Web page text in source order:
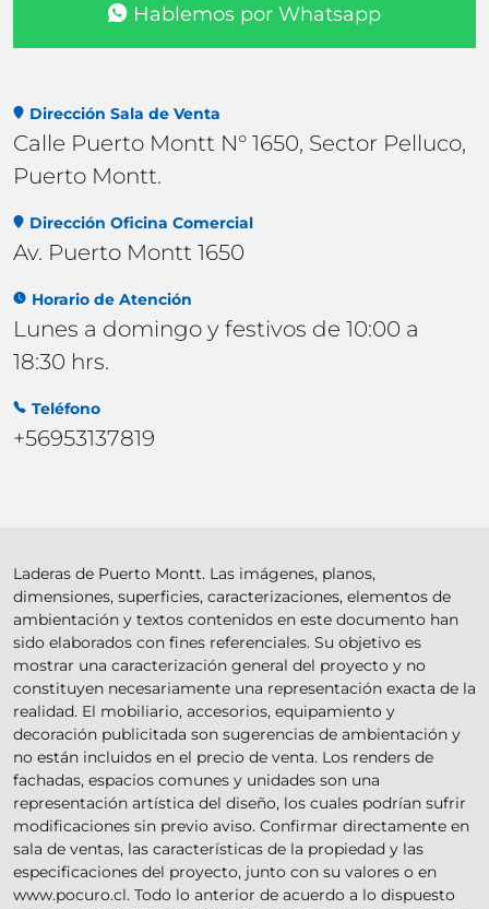
Dirección Sala de Venta
Calle Puerto Montt N° 1650, Sector Pelluco,
Puerto Montt.
Dirección Oficina Comercial
Av. Puerto Montt 1650
Horario de Atención
Lunes a domingo y festivos de 10:00 a
18:30 hrs.
Teléfono
+56953137819
Hablemos por Whatsapp
Laderas de Puerto Montt. Las imágenes, planos,
dimensiones, superficies, caracterizaciones, elementos de
ambientación y textos contenidos en este documento han
sido elaborados con fines referenciales. Su objetivo es
mostrar una caracterización general del proyecto y no
constituyen necesariamente una representación exacta de la
realidad. El mobiliario, accesorios, equipamiento y
decoración publicitada son sugerencias de ambientación y
no están incluidos en el precio de venta. Los renders de
fachadas, espacios comunes y unidades son una
representación artística del diseño, los cuales podrían sufrir
modificaciones sin previo aviso. Confirmar directamente en
sala de ventas, las características de la propiedad y las
especificaciones del proyecto, junto con su valores o en
www.pocuro.cl. Todo lo anterior de acuerdo a lo dispuesto